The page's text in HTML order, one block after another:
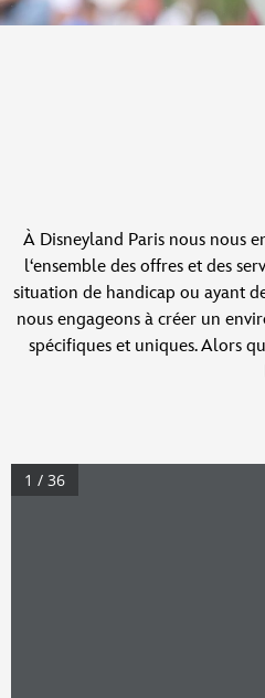
À Disneyland Paris nous nous
l‘ensemble des offres et des
situation de handicap ou ayant
nous engageons à créer un
spécifiques et uniques. Alors
1 / 36